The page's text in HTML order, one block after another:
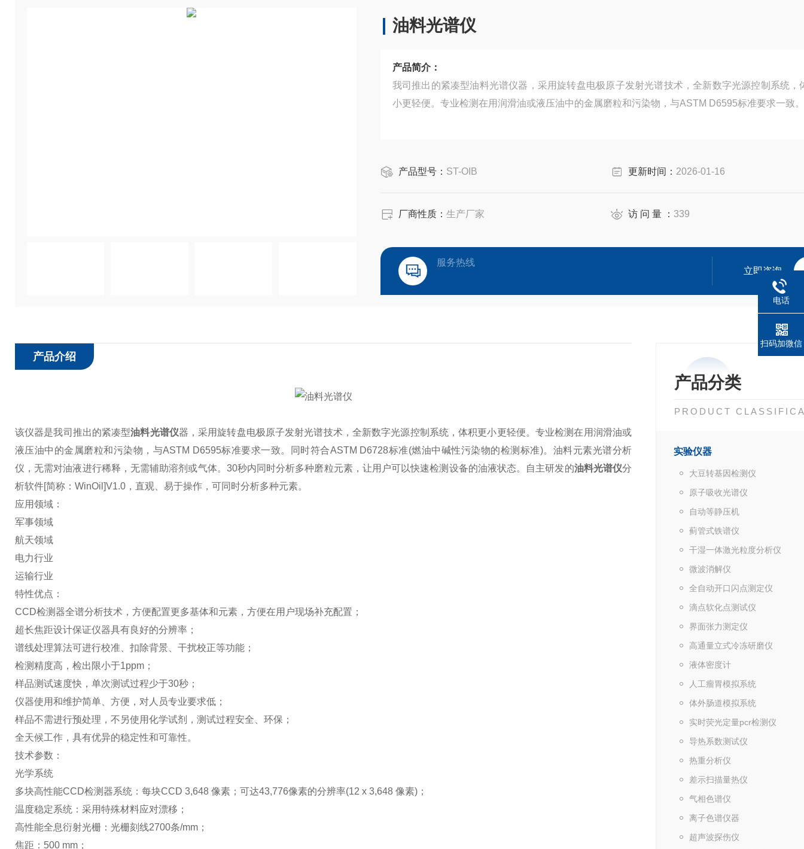
油料光谱仪
产品简介：
我司推出的紧凑型油料光谱仪器，采用旋转盘电极原子发射光谱技术，全新数字光源控制系统，
小更轻便。专业检测在用润滑油或液压油中的金属磨粒和污染物，与ASTM D6595标准要求一致。
产品型号： ST-OIB 更新时间： 2026-01-16
厂商性质： 生产厂家 访 问 量 ：339
服务热线
立即咨询
产品分类
PRODUCT
实验仪器
大豆转基因检测仪
原子吸收光谱仪
自动等静压机
蓟管式铁谱仪
干湿一体激光粒度分析仪
微波消解仪
全自动开口闪点测定仪
滴点软化点测试仪
界面张力测定仪
高通量立式冷冻研磨仪
液体密度计
人工瘤胃模拟系统
体外肠道模拟系统
实时荧光定量pcr检测仪
导热系数测试仪
热重分析仪
差示扫描量热仪
气相色谱仪
离子色谱仪器
超声波探伤仪
产品介绍
该仪器是我司推出的紧凑型油料光谱仪器，采用旋转盘电极原子发射光谱技术，全新数字光源控制系统，体积更小更轻便。专业检测在用润滑油或
液压油中的金属磨粒和污染物，与ASTM D6595标准要求一致。同时符合ASTM D6728标准(燃油中碱性污染物的检测标准)。油料元素光谱分析
仪，无需对油液进行稀释，无需辅助溶剂或气体。30秒内同时分析多种磨粒元素，让用户可以快速检测设备的油液状态。自主研发的油料光谱仪分
析软件[简称：WinOil]V1.0，直观、易于操作，可同时分析多种元素。
应用领域：
军事领域
航天领域
电力行业
运输行业
特性优点：
CCD检测器全谱分析技术，方便配置更多基体和元素，方便在用户现场补充配置；
超长焦距设计保证仪器具有良好的分辨率；
谱线处理算法可进行校准、扣除背景、干扰校正等功能；
检测精度高，检出限小于1ppm；
样品测试速度快，单次测试过程少于30秒；
仪器使用和维护简单、方便，对人员专业要求低；
样品不需进行预处理，不另使用化学试剂，测试过程安全、环保；
全天候工作，具有优异的稳定性和可靠性。
技术参数：
光学系统
多块高性能CCD检测器系统：每块CCD 3,648 像素；可达43,776像素的分辨率(12 x 3,648 像素)；
温度稳定系统：采用特殊材料应对漂移；
高性能全息衍射光栅：光栅刻线2700条/mm；
焦距：500 mm；
电话
扫码加微信